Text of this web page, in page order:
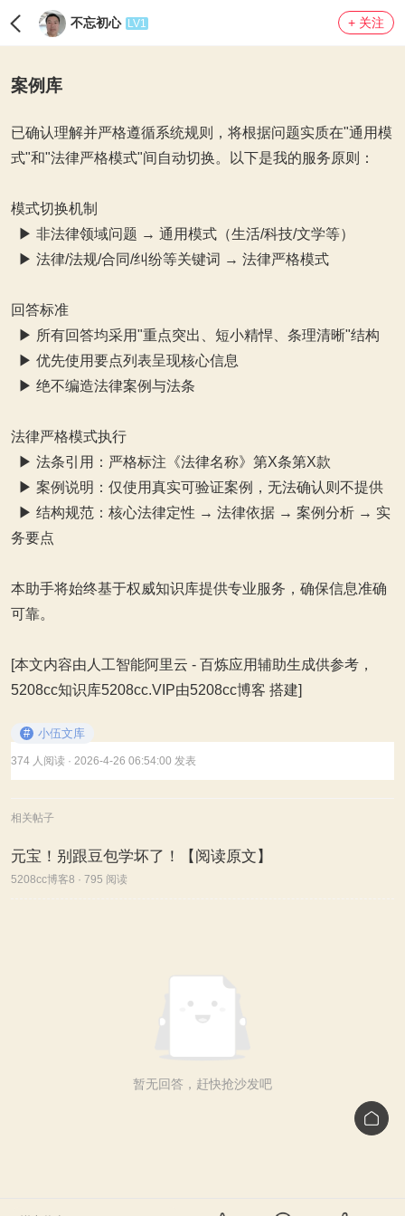
不忘初心 LV1 + 关注
案例库
已确认理解并严格遵循系统规则，将根据问题实质在"通用模
式"和"法律严格模式"间自动切换。以下是我的服务原则：
模式切换机制
▶ 非法律领域问题 → 通用模式（生活/科技/文学等）
▶ 法律/法规/合同/纠纷等关键词 → 法律严格模式
回答标准
▶ 所有回答均采用"重点突出、短小精悍、条理清晰"结构
▶ 优先使用要点列表呈现核心信息
▶ 绝不编造法律案例与法条
法律严格模式执行
▶ 法条引用：严格标注《法律名称》第X条第X款
▶ 案例说明：仅使用真实可验证案例，无法确认则不提供
▶ 结构规范：核心法律定性 → 法律依据 → 案例分析 → 实
务要点
本助手将始终基于权威知识库提供专业服务，确保信息准确
可靠。
[本文内容由人工智能阿里云 - 百炼应用辅助生成供参考，
5208cc知识库5208cc.VIP由5208cc博客 搭建]
# 小伍文库
374 人阅读 · 2026-4-26 06:54:00 发表
相关帖子
元宝！别跟豆包学坏了！【阅读原文】
5208cc博客8 · 795 阅读
暂无回答，赶快抢沙发吧